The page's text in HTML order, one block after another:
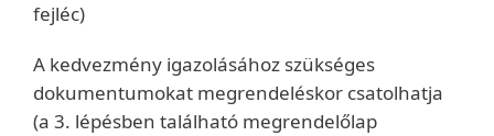
fejléc)
A kedvezmény igazolásához szükséges
dokumentumokat megrendeléskor csatolhatja
(a 3. lépésben található megrendelőlap